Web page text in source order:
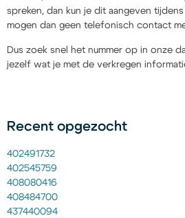
spreken, dan kun je dit aangeven
mogen dan geen telefonisch contact
Dus zoek snel het nummer op in onze
jezelf wat je met de verkregen
Recent opgezocht
402491732
402545759
408080416
408484700
437440094